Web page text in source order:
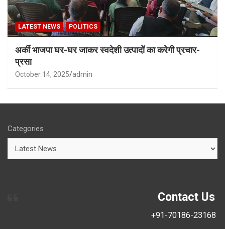
LATEST NEWS POLITICS
अर्की भाजपा घर-घर जाकर स्वदेशी उत्पादों का करेगी प्रचार-
प्रसा
October 14, 2025 admin
Categories
Contact Us
+91-70186-23168